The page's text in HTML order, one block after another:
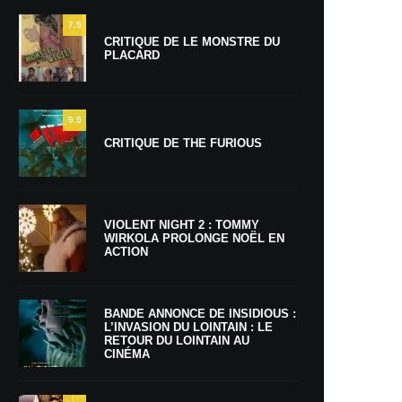
7.5
CRITIQUE DE LE MONSTRE DU
PLACARD
9.5
CRITIQUE DE THE FURIOUS
VIOLENT NIGHT 2 : TOMMY
WIRKOLA PROLONGE NOËL EN
ACTION
BANDE ANNONCE DE INSIDIOUS :
L’INVASION DU LOINTAIN : LE
RETOUR DU LOINTAIN AU
CINÉMA